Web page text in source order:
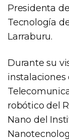
Presidenta
Tecnología
Larraburu.
Durante su
instalaciones
robótico del
Nano del